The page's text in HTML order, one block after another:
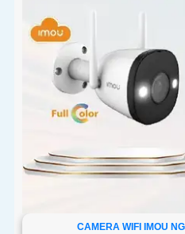
CAMERA WIFI IMOU